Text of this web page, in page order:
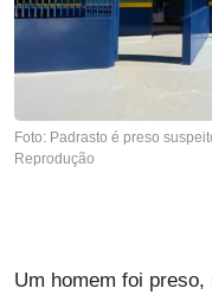
Foto: Padrasto é preso
Reprodução
Um homem foi